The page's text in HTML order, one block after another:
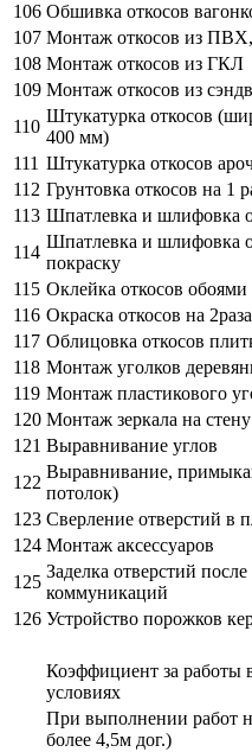
106 Обшивка откосов
107 Монтаж откосов из
108 Монтаж откосов из ГКЛ
109 Монтаж откосов из
110
Штукатурка откосов
400 мм)
111 Штукатурка откосов
112 Грунтовка откосов на 1
113 Шпатлевка и шлифовка
114
Шпатлевка и шлифовка
покраску
115 Оклейка откосов обоями
116 Окраска откосов на 2раза
117 Облицовка откосов
118 Монтаж уголков
119 Монтаж пластикового
120 Монтаж зеркала на
121 Выравнивание углов
122
Выравнивание,
потолок)
123 Сверление отверстий в
124 Монтаж аксессуаров
125
Заделка отверстий
коммуникаций
126 Устройство порожков
Коэффициент за работы
условиях
При выполнении работ
более 4,5м дог.)